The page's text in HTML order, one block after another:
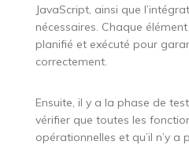
JavaScript, ainsi que
nécessaires. Chaque
planifié et exécuté pour
correctement.
Ensuite, il y a la phase de
vérifier que toutes les
opérationnelles et qu’il n’y a